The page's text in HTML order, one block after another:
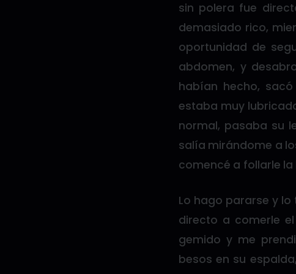
sin polera fue
demasiado rico,
oportunidad de
abdomen, y
habían hecho,
estaba muy
normal, pasaba su
salía mirándome a
comencé a follarle la
Lo hago pararse y
directo a comerle
gemido y me
besos en su